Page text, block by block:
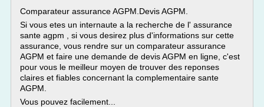
Comparateur assurance AGPM.Devis AGPM.
Si vous etes un internaute a la recherche de l' assurance
sante agpm , si vous desirez plus d'informations sur cette
assurance, vous rendre sur un comparateur assurance
AGPM et faire une demande de devis AGPM en ligne, c'est
pour vous le meilleur moyen de trouver des reponses
claires et fiables concernant la complementaire sante
AGPM.
Vous pouvez facilement...